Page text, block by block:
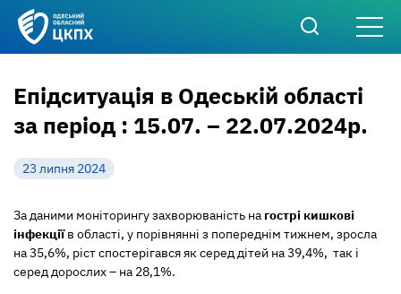
Епідситуація в Одеській області
за період : 15.07. – 22.07.2024р.
23 липня 2024
За даними моніторингу захворюваність на гострі кишкові
інфекції в області, у порівнянні з попереднім тижнем, зросла
на 35,6%, ріст спостерігався як серед дітей на 39,4%, так і
серед дорослих – на 28,1%.